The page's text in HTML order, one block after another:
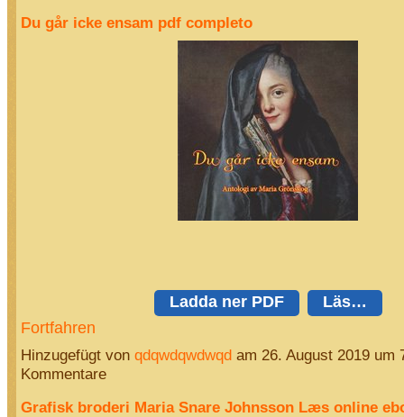
Du går icke ensam pdf completo
Ladda ner PDF
Läs…
Fortfahren
Hinzugefügt von qdqwdqwdwqdam 26. August 2019 um
Kommentare
Grafisk broderi Maria Snare Johnsson Læs online